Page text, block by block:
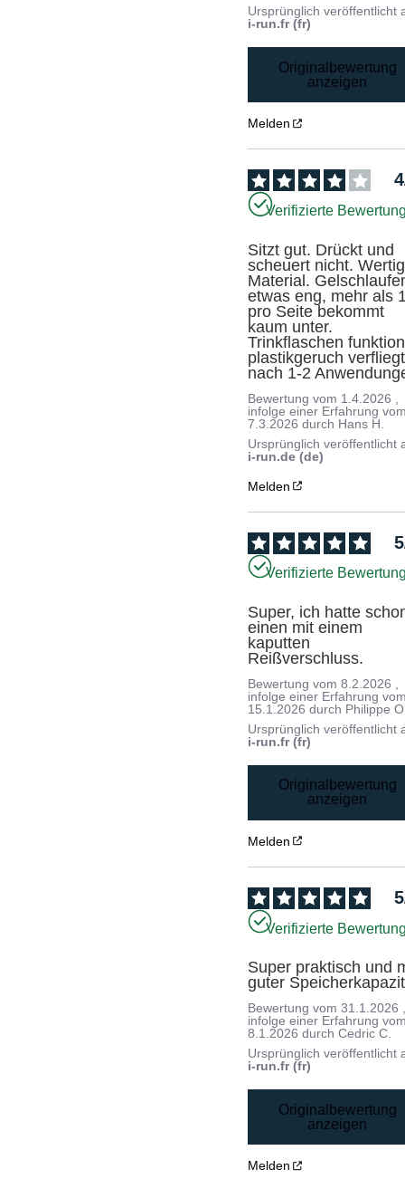
Ursprünglich veröffentlicht
i-run.fr (fr)
Originalbewertung
anzeigen
Melden
4
Verifizierte
Sitzt gut. Drückt und
scheuert nicht.
Material.
etwas eng, mehr als
pro Seite bekommt
kaum unter.
Trinkflaschen
plastikgeruch verfliegt
nach 1-2
Bewertung vom 1.4.2026
infolge einer Erfahrung
7.3.2026 durch Hans H.
Ursprünglich veröffentlicht
i-run.de (de)
Melden
5
Verifizierte
Super, ich hatte
einen mit einem
kaputten
Reißverschluss.
Bewertung vom8.2.2026
infolge einer Erfahrung
15.1.2026 durch Philippe
Ursprünglich veröffentlicht
i-run.fr (fr)
Originalbewertung
anzeigen
Melden
5
Verifizierte
Super praktisch und
guter
Bewertung vom31.1.2026
infolge einer Erfahrung
8.1.2026 durchCedric C.
Ursprünglich veröffentlicht
i-run.fr (fr)
Originalbewertung
anzeigen
Melden